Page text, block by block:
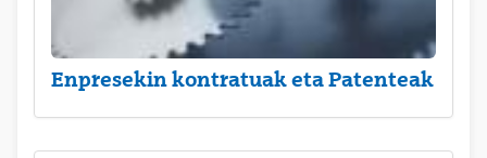
Enpresekin kontratuak eta Patenteak